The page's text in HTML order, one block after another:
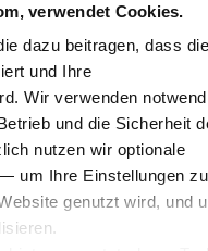
verwendet Cookies.
dazu beitragen, dass die
und Ihre
Wir verwenden
und die Sicherheit
nutzen wir optionale
um Ihre Einstellungen zu
genutzt wird, und